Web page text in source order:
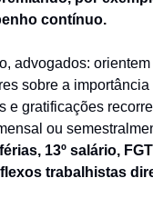
contínuo.
advogados:
sobre a
e gratificações
ou
13º salário,
trabalhistas